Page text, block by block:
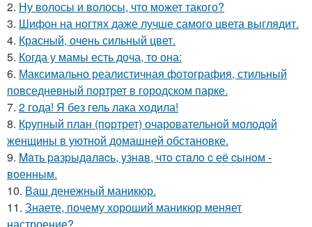
2. Ну волосы и волосы, что может такого?
3. Шифон на ногтях даже лучше самого цвета выглядит.
4. Красный, очень сильный цвет.
5. Когда у мамы есть доча, то она:
6. Максимально реалистичная фотография, стильный
повседневный портрет в городском парке.
7. 2 года! Я без гель лака ходила!
8. Крупный план (портрет) очаровательной молодой
женщины в уютной домашней обстановке.
9. Maть paзpыдaлacь, yзнaв, чтo cтaлo c её cынoм -
вoенным.
10. Ваш денежный маникюр.
11. Знаете, почему хороший маникюр меняет